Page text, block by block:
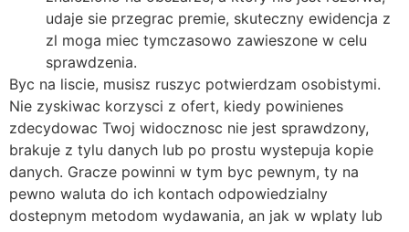
udaje sie przegrac premie, skuteczny ewidencja z
zl moga miec tymczasowo zawieszone w celu
sprawdzenia.
Byc na liscie, musisz ruszyc potwierdzam osobistymi.
Nie zyskiwac korzysci z ofert, kiedy powinienes
zdecydowac Twoj widocznosc nie jest sprawdzony,
brakuje z tylu danych lub po prostu wystepuja kopie
danych. Gracze powinni w tym byc pewnym, ty na
pewno waluta do ich kontach odpowiedzialny
dostepnym metodom wydawania, an jak w wplaty lub